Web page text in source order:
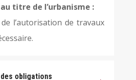
titre de l’urbanisme :
l’autorisation de travaux
obligations